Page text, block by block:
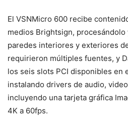
El VSNMicro 600 recibe
medios Brightsign,
paredes interiores y exteriores
requirieron múltiples fuentes, y
los seis slots PCI disponibles en
instalando drivers de audio,
incluyendo una tarjeta gráfica
4K a 60fps.